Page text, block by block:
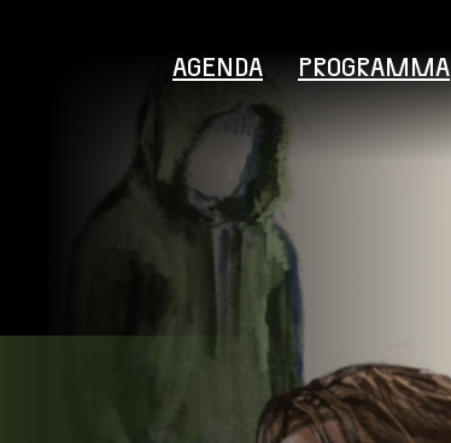
AGENDA PROGRAMMA
Bezoekersinformatie